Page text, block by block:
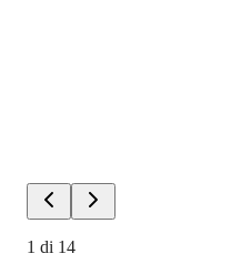
1 di 14